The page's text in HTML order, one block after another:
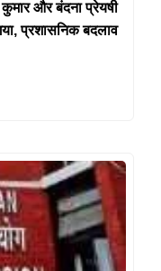
और बंदना प्रेयषी
प्रशासनिक बदलाव